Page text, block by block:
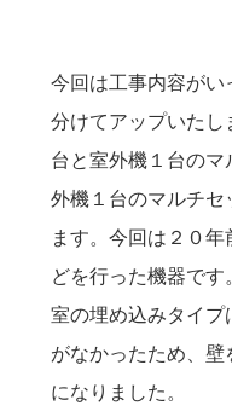
今回は工事内容がい
分けてアップいたし
台と室外機１台の
外機１台のマルチセ
ます。今回は２０
どを行った機器で
室の埋め込みタイプ
がなかったため、
になりました。